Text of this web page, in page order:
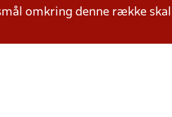
omkring denne række